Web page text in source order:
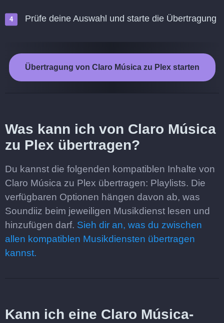
Prüfe deine Auswahl und starte die Übertragung
Übertragung von Claro Música zu Plex starten
Was kann ich von Claro Música
zu Plex übertragen?
Du kannst die folgenden kompatiblen Inhalte von
Claro Música zu Plex übertragen: Playlists. Die
verfügbaren Optionen hängen davon ab, was
Soundiiz beim jeweiligen Musikdienst lesen und
hinzufügen darf. Sieh dir an, was du zwischen
allen kompatiblen Musikdiensten übertragen
kannst.
Kann ich eine Claro Música-